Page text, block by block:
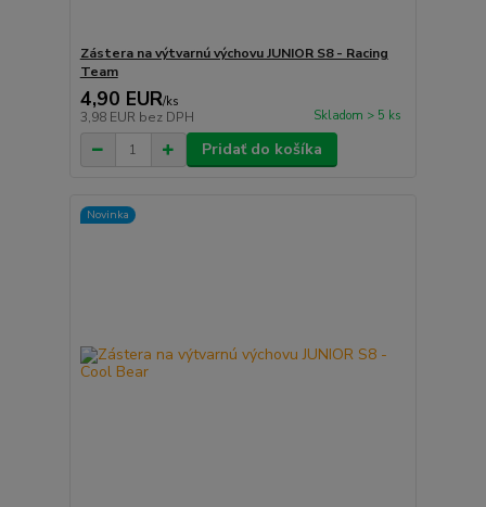
Zástera na výtvarnú výchovu JUNIOR S8 - Racing
Team
4,90 EUR/ks
3,98 EUR bez DPH Skladom > 5 ks
Pridať do košíka
Novinka